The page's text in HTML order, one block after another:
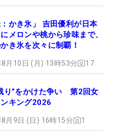
：かき氷」 吉田優利が日本
メロンや桃から珍味まで、
き氷を次々に制覇！
月10日 (月) 13時53分 17
り”をかけた争い 第2回女
キング2026
月9日 (日) 16時15分 1